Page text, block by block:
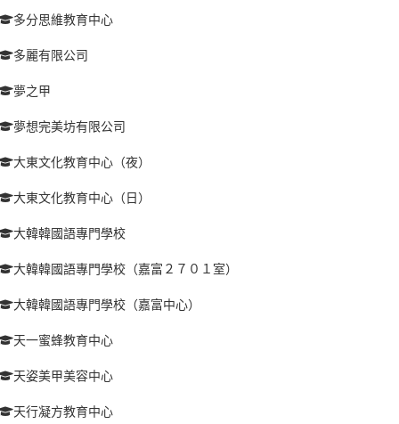
多分思維教育中心
多麗有限公司
夢之甲
夢想完美坊有限公司
大東文化教育中心（夜）
大東文化教育中心（日）
大韓韓國語專門學校
大韓韓國語專門學校（嘉富２７０１室）
大韓韓國語專門學校（嘉富中心）
天一蜜蜂教育中心
天姿美甲美容中心
天行凝方教育中心